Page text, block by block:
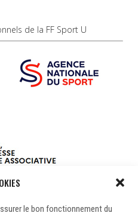
le bon fonctionnement du
de la FF Sport U